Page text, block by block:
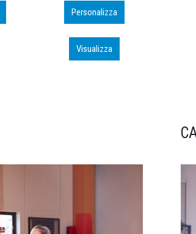
Personalizza
Visualizza